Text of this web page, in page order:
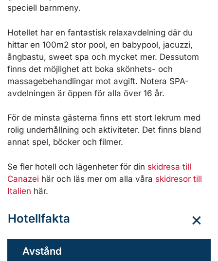
speciell barnmeny.
Hotellet har en fantastisk relaxavdelning där du
hittar en 100m2 stor pool, en babypool, jacuzzi,
ångbastu, sweet spa och mycket mer. Dessutom
finns det möjlighet att boka skönhets- och
massagebehandlingar mot avgift. Notera SPA-
avdelningen är öppen för alla över 16 år.
För de minsta gästerna finns ett stort lekrum med
rolig underhållning och aktiviteter. Det finns bland
annat spel, böcker och filmer.
Se fler hotell och lägenheter för din skidresa till
Canazei här och läs mer om alla våra skidresor till
Italien här.
Hotellfakta
Avstånd